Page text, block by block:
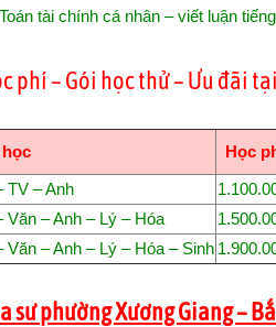
tài chính cá nhân – viết luận
phí – Gói học thử – Ưu đãi
Học
TV – Anh
Văn – Anh – Lý – Hóa
Văn – Anh – Lý – Hóa – Sinh
sư phường Xương Giang –